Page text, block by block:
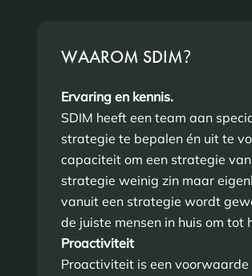
WAAROM SDIM?
Ervaring en kennis.
SDIM heeft een team aan
strategie te bepalen én uit te
capaciteit om een strategie
strategie weinig zin maar
vanuit een strategie wordt
de juiste mensen in huis om
Proactiviteit
Proactiviteit is een